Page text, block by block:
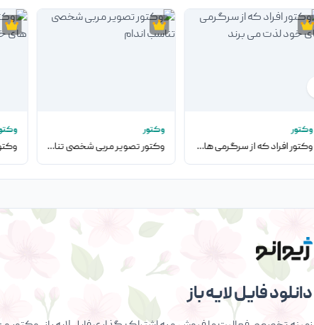
وکتور
وکتور افراد که از سرگرمی های خود لذت می برند
وکتور
وکتور تصویر مربی شخصی تناسب اندام
دانلود فایل لایه باز